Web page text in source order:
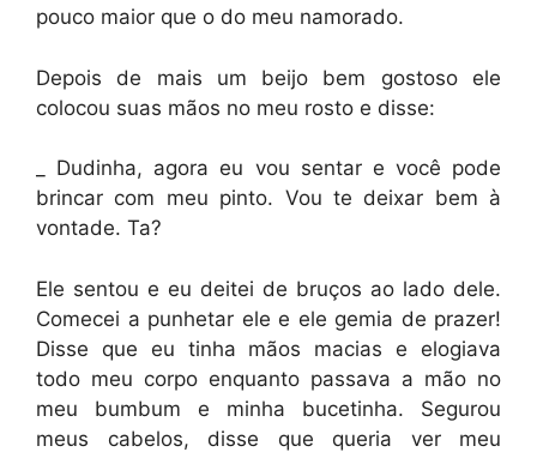
pouco maior que o do meu namorado.
Depois de mais um beijo bem gostoso ele
colocou suas mãos no meu rosto e disse:
_ Dudinha, agora eu vou sentar e você pode
brincar com meu pinto. Vou te deixar bem à
vontade. Ta?
Ele sentou e eu deitei de bruços ao lado dele.
Comecei a punhetar ele e ele gemia de prazer!
Disse que eu tinha mãos macias e elogiava
todo meu corpo enquanto passava a mão no
meu bumbum e minha bucetinha. Segurou
meus cabelos, disse que queria ver meu